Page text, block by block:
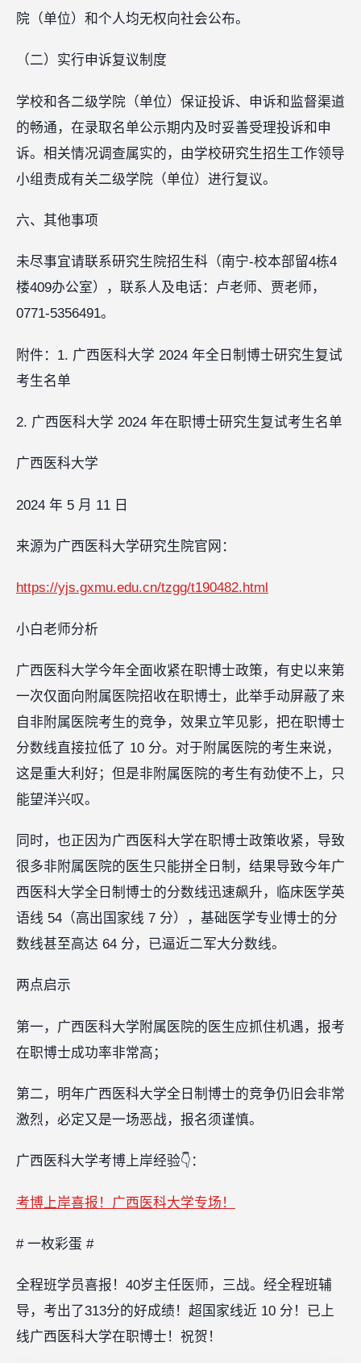
院（单位）和个人均无权向社会公布。
（二）实行申诉复议制度
学校和各二级学院（单位）保证投诉、申诉和监督渠道
的畅通，在录取名单公示期内及时妥善受理投诉和申
诉。相关情况调查属实的，由学校研究生招生工作领导
小组责成有关二级学院（单位）进行复议。
六、其他事项
未尽事宜请联系研究生院招生科（南宁-校本部留4栋4
楼409办公室），联系人及电话：卢老师、贾老师，
0771-5356491。
附件：1. 广西医科大学 2024 年全日制博士研究生复试
考生名单
2. 广西医科大学 2024 年在职博士研究生复试考生名单
广西医科大学
2024 年 5 月 11 日
来源为广西医科大学研究生院官网：
https://yjs.gxmu.edu.cn/tzgg/t190482.html
小白老师分析‍‍‍
广西医科大学今年全面收紧在职博士政策，有史以来第
一次仅面向附属医院招收在职博士，此举手动屏蔽了来
自非附属医院考生的竞争，效果立竿见影，把在职博士
分数线直接拉低了 10 分。对于附属医院的考生来说，
这是重大利好；但是非附属医院的考生有劲使不上，只
能望洋兴叹。
同时，也正因为广西医科大学在职博士政策收紧，导致
很多非附属医院的医生只能拼全日制，结果导致今年广
西医科大学全日制博士的分数线迅速飙升，临床医学英
语线 54（高出国家线 7 分），基础医学专业博士的分
数线甚至高达 64 分，已逼近二军大分数线。
两点启示
第一，广西医科大学附属医院的医生应抓住机遇，报考
在职博士成功率非常高；‍‍‍‍‍‍‍‍‍‍‍‍‍
第二，明年广西医科大学全日制博士的竞争仍旧会非常
激烈，必定又是一场恶战，报名须谨慎。
广西医科大学考博上岸经验👇：
考博上岸喜报！广西医科大学专场！
# 一枚彩蛋 #
全程班学员喜报！40岁主任医师，三战。经全程班辅
导，考出了313分的好成绩！超国家线近 10 分！已上
线广西医科大学在职博士！祝贺！